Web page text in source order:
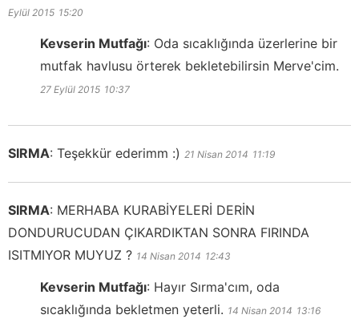
Eylül 2015 15:20
Kevserin Mutfağı: Oda sıcaklığında üzerlerine bir
mutfak havlusu örterek bekletebilirsin Merve'cim.
27 Eylül 2015 10:37
SIRMA: Teşekkür ederimm :) 21 Nisan 2014 11:19
SIRMA: MERHABA KURABİYELERİ DERİN
DONDURUCUDAN ÇIKARDIKTAN SONRA FIRINDA
ISITMIYOR MUYUZ ? 14 Nisan 2014 12:43
Kevserin Mutfağı: Hayır Sırma'cım, oda
sıcaklığında bekletmen yeterli. 14 Nisan 2014 13:16